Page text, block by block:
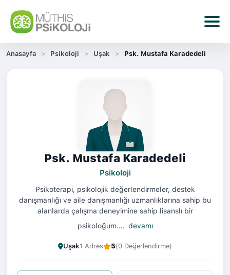
Anasayfa Psikoloji Uşak Psk. Mustafa Karadedeli
Psk. Mustafa Karadedeli
Psikoloji
Psikoterapi, psikolojik değerlendirmeler, destek
danışmanlığı ve aile danışmanlığı uzmanlıklarına sahip bu
alanlarda çalışma deneyimine sahip lisanslı bir
psikoloğum.… devamı
Uşak1 Adres 5(0 Değerlendirme)